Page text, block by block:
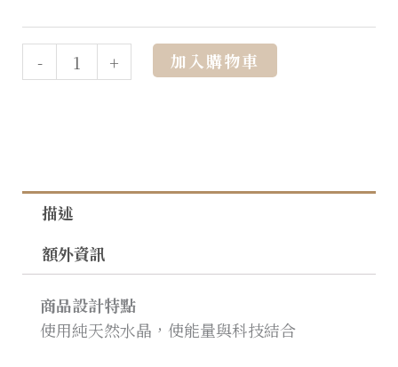
- + 加入購物車
描述
額外資訊
商品設計特點
使用純天然水晶，使能量與科技結合